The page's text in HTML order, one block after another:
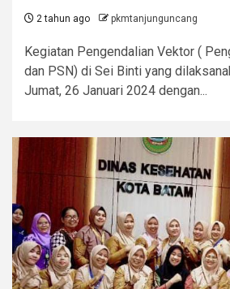
2 tahun ago pkmtanjunguncang
Kegiatan Pengendalian Vektor (
dan PSN) di Sei Binti yang
Jumat, 26 Januari 2024 dengan...